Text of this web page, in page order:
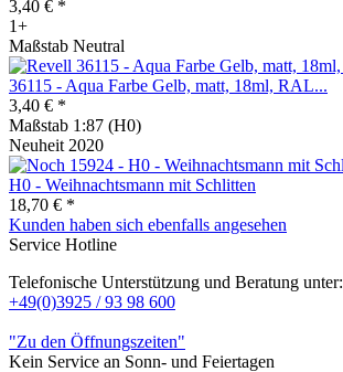
3,40 € *
1+
Maßstab Neutral
36115 - Aqua Farbe Gelb, matt, 18ml, RAL...
3,40 € *
Maßstab 1:87 (H0)
Neuheit 2020
H0 - Weihnachtsmann mit Schlitten
18,70 € *
Kunden haben sich ebenfalls angesehen
Service Hotline
Telefonische Unterstützung und Beratung unter:
+49(0)3925 / 93 98 600
"Zu den Öffnungszeiten"
Kein Service an Sonn- und Feiertagen